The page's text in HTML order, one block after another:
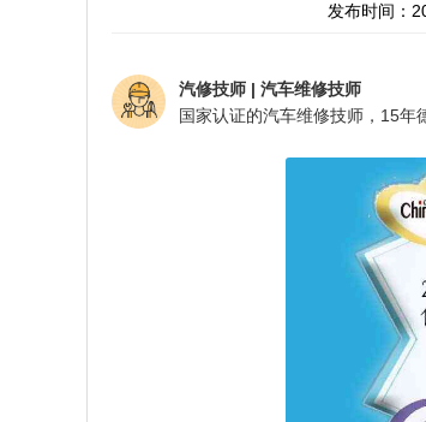
发布时间：
汽修技师 | 汽车维修技师